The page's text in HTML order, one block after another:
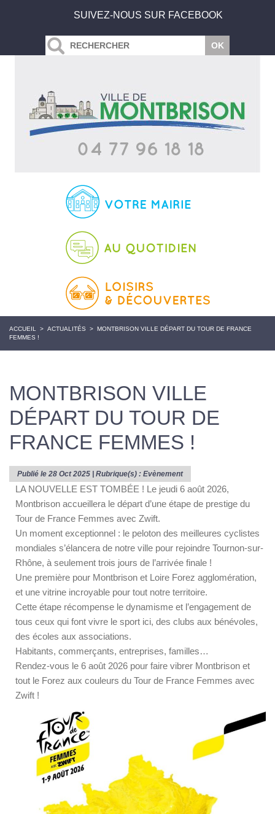
SUIVEZ-NOUS SUR FACEBOOK
ACCUEIL > ACTUALITÉS > MONTBRISON VILLE DÉPART DU TOUR DE FRANCE
FEMMES !
MONTBRISON VILLE
DÉPART DU TOUR DE
FRANCE FEMMES !
Publié le 28 Oct 2025 | Rubrique(s) : Evènement
LA NOUVELLE EST TOMBÉE ! Le jeudi 6 août 2026,
Montbrison accueillera le départ d’une étape de prestige du
Tour de France Femmes avec Zwift.
Un moment exceptionnel : le peloton des meilleures cyclistes
mondiales s’élancera de notre ville pour rejoindre Tournon-sur-
Rhône, à seulement trois jours de l’arrivée finale !
Une première pour Montbrison et Loire Forez agglomération,
et une vitrine incroyable pour tout notre territoire.
Cette étape récompense le dynamisme et l’engagement de
tous ceux qui font vivre le sport ici, des clubs aux bénévoles,
des écoles aux associations.
Habitants, commerçants, entreprises, familles…
Rendez-vous le 6 août 2026 pour faire vibrer Montbrison et
tout le Forez aux couleurs du Tour de France Femmes avec
Zwift !